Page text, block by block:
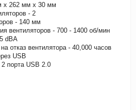
х 262 мм х 30 мм
- 2
- 140 мм
вентиляторов - 700 - 1400 об/мин
dBA
отказ вентилятора - 40,000 часов
USB
порта USB 2.0